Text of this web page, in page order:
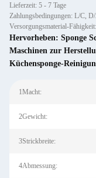
Lieferzeit: 5 - 7 Tage
Zahlungsbedingungen: L/C,
Versorgungsmaterial-
Hervorheben: Sponge
Maschinen zur
Küchensponge-
1Macht:
2Gewicht:
3Strickbreite:
4Abmessung: